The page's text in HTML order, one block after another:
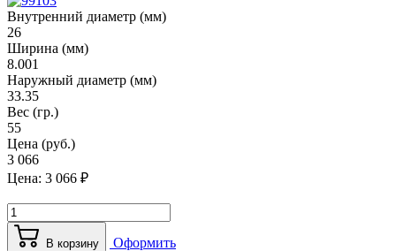
Внутренний диаметр (мм)
26
Ширина (мм)
8.001
Наружный диаметр (мм)
33.35
Вес (гр.)
55
Цена (руб.)
3 066
Цена: 3 066 ₽
В корзину
Оформить